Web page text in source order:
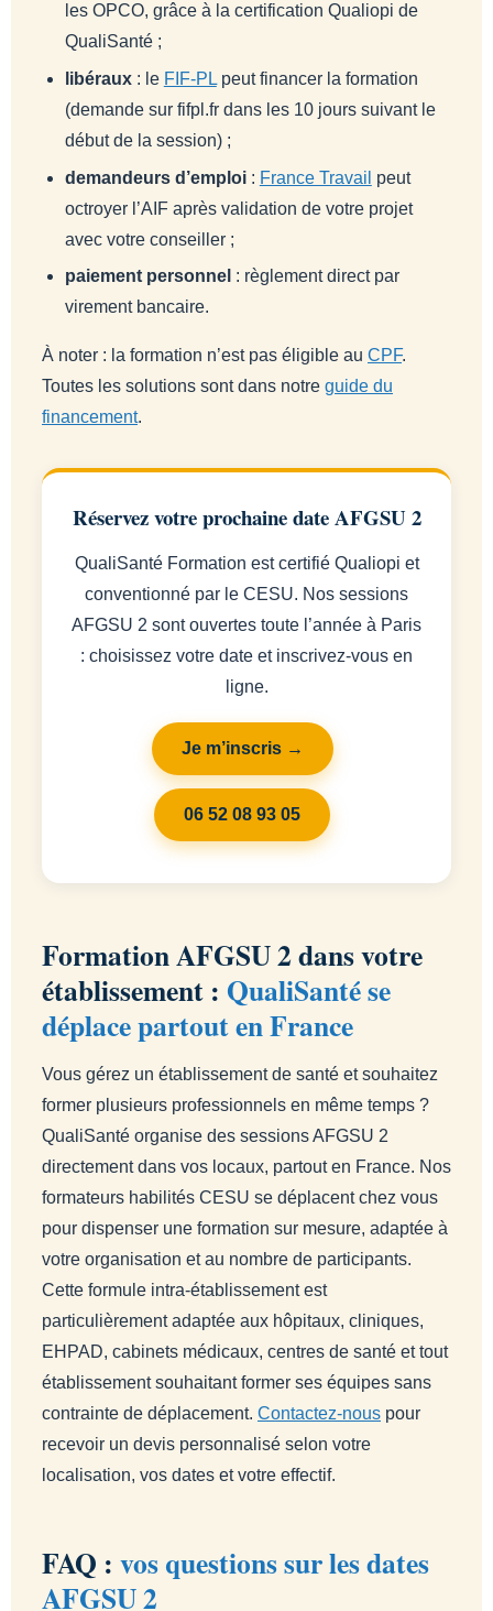
les OPCO, grâce à la certification Qualiopi de
QualiSanté ;
libéraux: le FIF-PLpeut financer la formation
(demande sur fifpl.fr dans les 10 jours suivant le
début de la session) ;
demandeurs d’emploi: France Travail peut
octroyer l’AIF après validation de votre projet
avec votre conseiller ;
paiement personnel : règlement direct par
virement bancaire.
À noter : la formation n’est pas éligible au CPF.
Toutes les solutions sont dans notre guide du
financement.
Réservez votre prochaine date AFGSU 2
QualiSanté Formation est certifié Qualiopi et
conventionné par le CESU. Nos sessions
AFGSU 2 sont ouvertes toute l’année à Paris
: choisissez votre date et inscrivez-vous en
ligne.
Je m’inscris →
06 52 08 93 05
Formation AFGSU 2 dans votre
établissement : QualiSanté se
déplace partout en France
Vous gérez un établissement de santé et souhaitez
former plusieurs professionnels en même temps ?
QualiSanté organise des sessions AFGSU 2
directement dans vos locaux, partout en France. Nos
formateurs habilités CESU se déplacent chez vous
pour dispenser une formation sur mesure, adaptée à
votre organisation et au nombre de participants.
Cette formule intra-établissement est
particulièrement adaptée aux hôpitaux, cliniques,
EHPAD, cabinets médicaux, centres de santé et tout
établissement souhaitant former ses équipes sans
contrainte de déplacement. Contactez-nous pour
recevoir un devis personnalisé selon votre
localisation, vos dates et votre effectif.
FAQ : vos questions sur les dates
AFGSU 2